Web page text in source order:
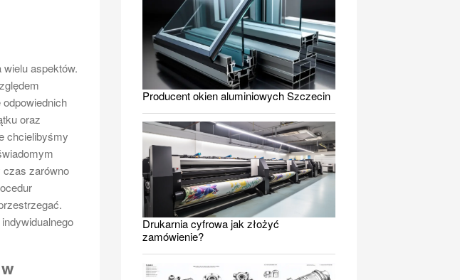
aspektów.
oraz
chcielibyśmy
czas zarówno
Producent okien aluminiowych Szczecin
Drukarnia cyfrowa jak złożyć
zamówienie?